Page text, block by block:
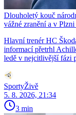
Dlouholetý kouč
vážné zranění a v
Hlavní trenér HC
informací přetrhl
ledě v nejcitlivější fázi
SportyŽivě
5. 8. 2026, 21:34
3 min